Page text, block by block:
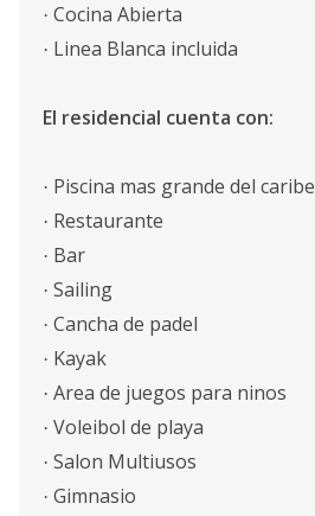
· Cocina Abierta
· Linea Blanca incluida
El residencial cuenta con:
· Piscina mas grande del caribe
· Restaurante
· Bar
· Sailing
· Cancha de padel
· Kayak
· Area de juegos para ninos
· Voleibol de playa
· Salon Multiusos
· Gimnasio